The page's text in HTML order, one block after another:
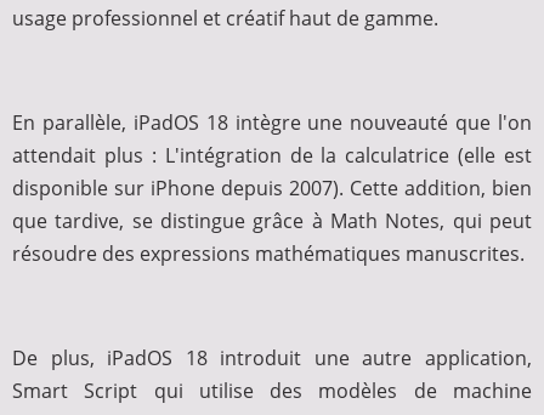
usage professionnel et créatif haut de gamme.
En parallèle, iPadOS 18 intègre une nouveauté que l'on
attendait plus : L'intégration de la calculatrice (elle est
disponible sur iPhone depuis 2007). Cette addition, bien
que tardive, se distingue grâce à Math Notes, qui peut
résoudre des expressions mathématiques manuscrites.
De plus, iPadOS 18 introduit une autre application,
Smart Script qui utilise des modèles de machine